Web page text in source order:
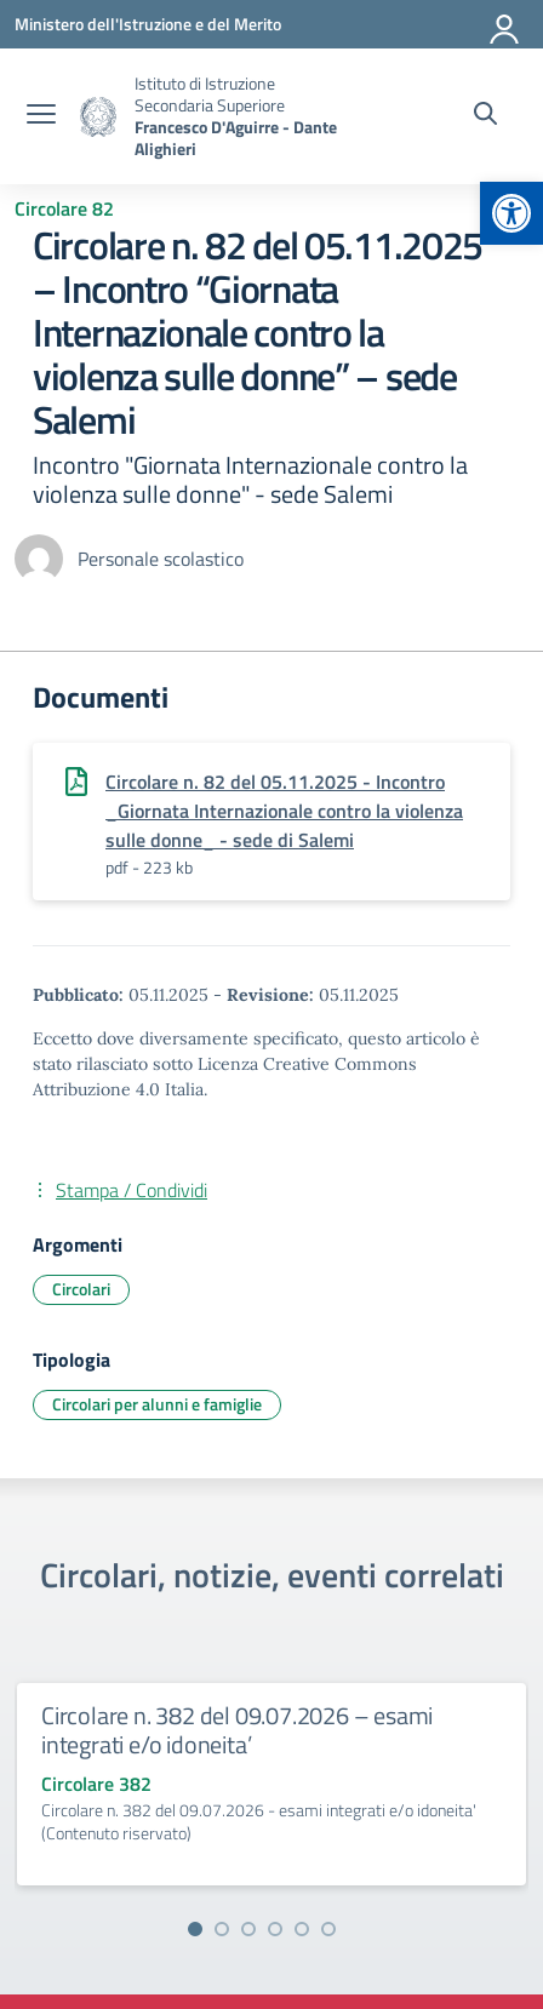
Vai ai contenuti
Vai al menu di navigazione
Vai al footer
Ministero dell'Istruzione e del Merito
Istituto di Istruzione
Secondaria Superiore
Francesco D'Aguirre - Dante
Alighieri
Circolare 82
Circolare n. 82 del 05.11.2025
– Incontro “Giornata
Internazionale contro la
violenza sulle donne” – sede
Salemi
Incontro "Giornata Internazionale contro la
violenza sulle donne" - sede Salemi
Personale scolastico
Documenti
Circolare n. 82 del 05.11.2025 - Incontro
_Giornata Internazionale contro la violenza
sulle donne_ - sede di Salemi
pdf - 223 kb
Pubblicato: 05.11.2025 - Revisione: 05.11.2025
Eccetto dove diversamente specificato, questo articolo è
stato rilasciato sotto Licenza Creative Commons
Attribuzione 4.0 Italia.
Stampa / Condividi
Argomenti
Circolari
Tipologia
Circolari per alunni e famiglie
Circolari, notizie, eventi correlati
Circolare n. 382 del 09.07.2026 – esami
integrati e/o idoneita’
Circolare 382
Circolare n. 382 del 09.07.2026 - esami integrati e/o idoneita'
(Contenuto riservato)